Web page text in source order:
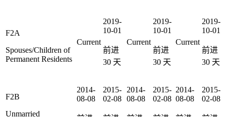
F2A
Spouses/Children of
Permanent Residents
Current
2019-
10-01
前进
30 天
Current
2019-
10-01
前进
30 天
Current
2019-
10-01
前进
30 天
F2B
Unmarried
2014-
08-08
2015-
02-08
2014-
08-08
2015-
02-08
2014-
08-08
2015-
02-08